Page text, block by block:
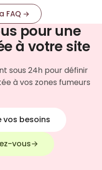
FAQ →
pour une
à votre site
sous 24h pour définir
à vos zones fumeurs
vos besoins
vous→